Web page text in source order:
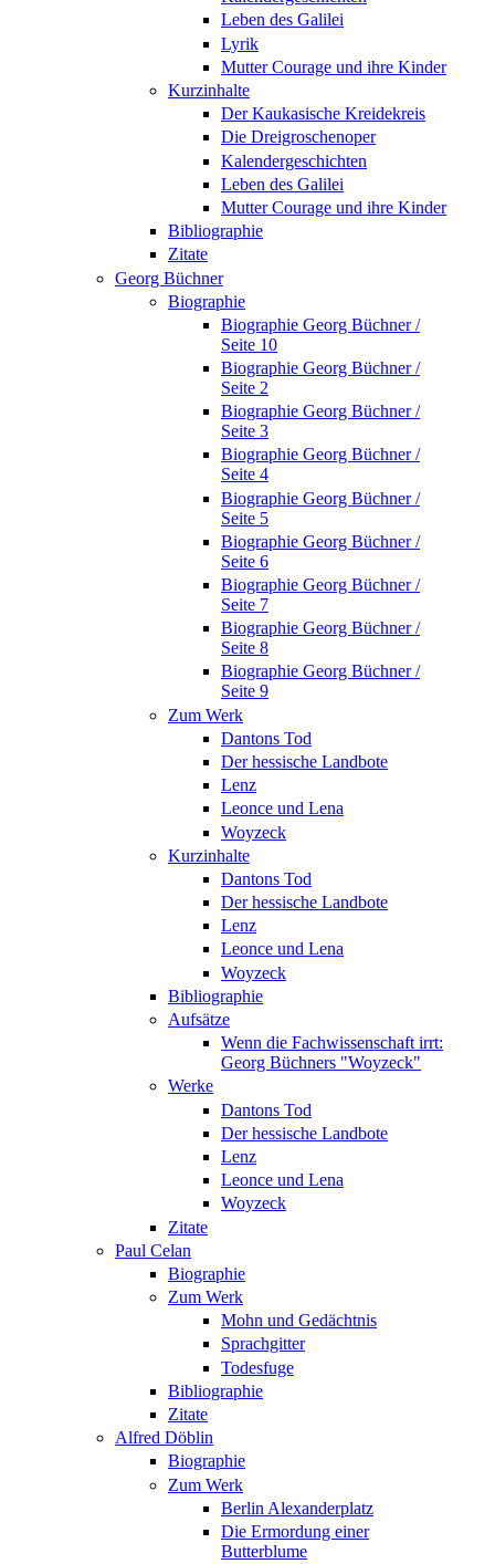
Leben des Galilei
Lyrik
Mutter Courage und ihre Kinder
Kurzinhalte
Der Kaukasische Kreidekreis
Die Dreigroschenoper
Kalendergeschichten
Leben des Galilei
Mutter Courage und ihre Kinder
Bibliographie
Zitate
Georg Büchner
Biographie
Biographie Georg Büchner /
Seite 10
Biographie Georg Büchner /
Seite 2
Biographie Georg Büchner /
Seite 3
Biographie Georg Büchner /
Seite 4
Biographie Georg Büchner /
Seite 5
Biographie Georg Büchner /
Seite 6
Biographie Georg Büchner /
Seite 7
Biographie Georg Büchner /
Seite 8
Biographie Georg Büchner /
Seite 9
Zum Werk
Dantons Tod
Der hessische Landbote
Lenz
Leonce und Lena
Woyzeck
Kurzinhalte
Dantons Tod
Der hessische Landbote
Lenz
Leonce und Lena
Woyzeck
Bibliographie
Aufsätze
Wenn die Fachwissenschaft irrt:
Georg Büchners "Woyzeck"
Werke
Dantons Tod
Der hessische Landbote
Lenz
Leonce und Lena
Woyzeck
Zitate
Paul Celan
Biographie
Zum Werk
Mohn und Gedächtnis
Sprachgitter
Todesfuge
Bibliographie
Zitate
Alfred Döblin
Biographie
Zum Werk
Berlin Alexanderplatz
Die Ermordung einer
Butterblume